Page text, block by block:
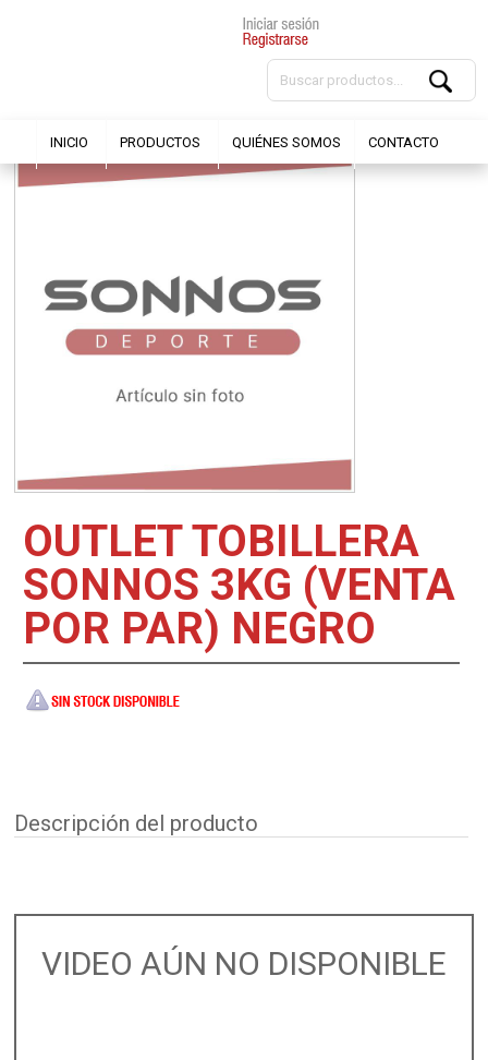
INICIO PRODUCTOS QUIÉNES SOMOS CONTACTO
OUTLET TOBILLERA
SONNOS 3KG (VENTA
POR PAR) NEGRO
Descripción del producto
VIDEO AÚN NO DISPONIBLE